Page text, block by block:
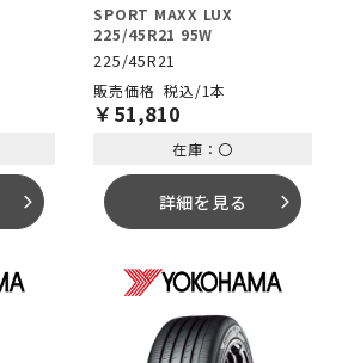
arrow_forward_ios
SPORT MAXX LUX
225/45R21 95W
225/45R21
税込/1本
￥ 51,810
在庫：〇
詳細を見る arrow_forward_ios